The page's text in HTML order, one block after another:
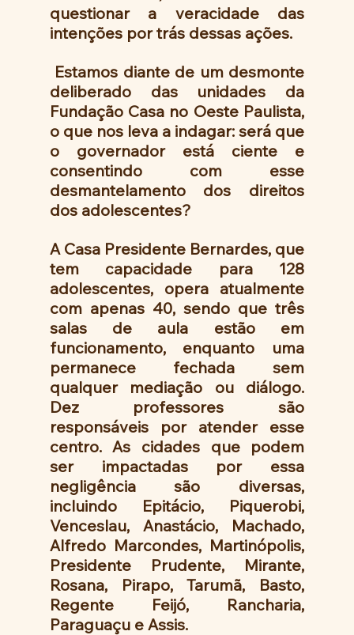
questionar a veracidade das
intenções por trás dessas ações.
deliberado das unidades da
Fundação Casa no Oeste Paulista,
o que nos leva a indagar: será que
o governador está ciente e
consentindo com esse
desmantelamento dos direitos
dos adolescentes?
A Casa Presidente Bernardes, que
tem capacidade para 128
adolescentes, opera atualmente
com apenas 40, sendo que três
salas de aula estão em
funcionamento, enquanto uma
permanece fechada sem
qualquer mediação ou diálogo.
Dez professores são
responsáveis por atender esse
centro. As cidades que podem
ser impactadas por essa
negligência são diversas,
incluindo Epitácio, Piquerobi,
Venceslau, Anastácio, Machado,
Alfredo Marcondes, Martinópolis,
Presidente Prudente, Mirante,
Rosana, Pirapo, Tarumã, Basto,
Regente Feijó, Rancharia,
Paraguaçu e Assis.